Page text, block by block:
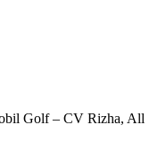
Golf – CV Rizha, All